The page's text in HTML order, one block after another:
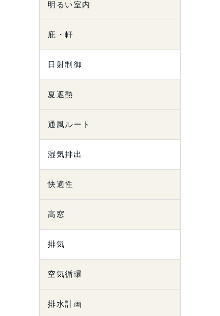
明るい室内
庇・軒
日射制御
夏遮熱
通風ルート
湿気排出
快適性
高窓
排気
空気循環
排水計画